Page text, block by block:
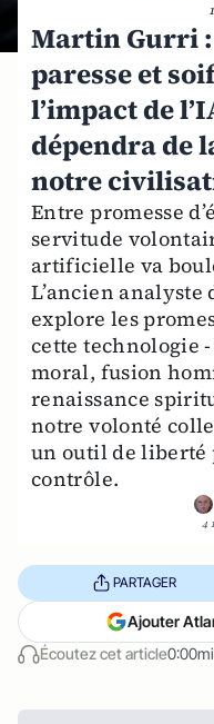
Martin Gurri
paresse et
l’impact de
dépendra de
notre
Entre promesse
servitude
artificielle va
L’ancien
explore les
cette technologie
moral, fusion
renaissance
notre volonté
un outil de liberté
contrôle.
4
Écoutez cet article
PARTAGER
Ajouter